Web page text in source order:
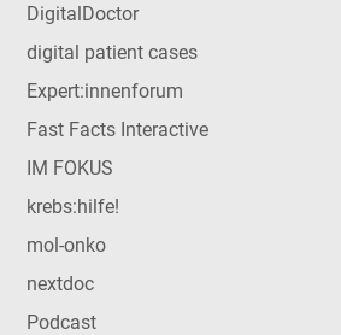
DigitalDoctor
digital patient cases
Expert:innenforum
Fast Facts Interactive
IM FOKUS
krebs:hilfe!
mol-onko
nextdoc
Podcast